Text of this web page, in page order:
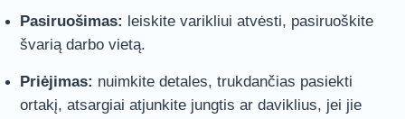
Pasiruošimas: leiskite varikliui atvėsti, pasiruoškite
švarią darbo vietą.
Priėjimas: nuimkite detales, trukdančias pasiekti
ortakį, atsargiai atjunkite jungtis ar daviklius, jei jie